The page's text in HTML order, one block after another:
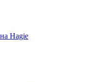
Hagie